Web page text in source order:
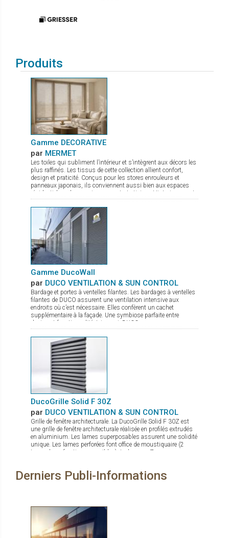
Produits
Gamme DECORATIVE
par MERMET
Les toiles qui subliment l’intérieur et s’intègrent aux décors les
plus raffinés. Les tissus de cette collection allient confort,
design et praticité. Conçus pour les stores enrouleurs et
panneaux japonais, ils conviennent aussi bien aux espaces
résidentiels qu’aux environnements tertiaires. Historiquement
reconnue pour ses textiles techniques offrant contrôle
thermique, gestion de la lumière et intimité, Mermet enrichit
son offre avec la gamme Decorative, qui associe esthétique
soignée et performance. Panama Deco, Impressions, Abu
Dhabi, Oslo, Pentagrama et Riyadh offrent chacun un style
distinct, du naturel apaisant au jacquard affirmé. Cette gamme
propose ainsi bien plus que des solutions fonctionnelles : de
véritables inspirations pour sublimer les intérieurs.
Gamme DucoWall
par DUCO VENTILATION & SUN CONTROL
Bardage et portes à ventelles filantes. Les bardages à ventelles
filantes de DUCO assurent une ventilation intensive aux
endroits où c’est nécessaire. Elles confèrent un cachet
supplémentaire à la façade. Une symbiose parfaite entre
design et fonctionnalité. Ici aussi, DUCO propose une gamme
complète : Ducowall Classic : Bardage à ventelles grand débit
d’air Ducowall Screening : sert comme pare-vue des zones
techniques DucoWall Acoustic : pour installation aux endroits
où il y a besoin de réduire des bruits sortants des centrales de
traitement d’air. DucoWall Solid : bardage le plus solide du
marché et idéal comme protection contre le vandalisme.
DucoGrille Solid F 30Z
par DUCO VENTILATION & SUN CONTROL
Grille de fenêtre architecturale. La DucoGrille Solid F 30Z est
une grille de fenêtre architecturale réalisée en profilés extrudés
en aluminium. Les lames superposables assurent une solidité
unique. Les lames perforées font office de moustiquaire (2
types de perforations possibles). La lame en Z procure un
Derniers Publi-Informations